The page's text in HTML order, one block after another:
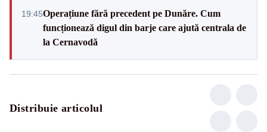
19:45Operațiune fără precedent pe Dunăre. Cum
funcționează digul din barje care ajută centrala de
la Cernavodă
Distribuie articolul